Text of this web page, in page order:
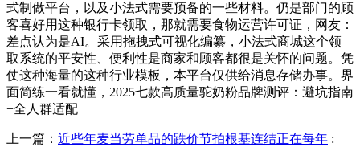
式制做平台，以及小法式需要预备的一些材料。仍是部门的顾
客喜好用这种银行卡领取，那就需要食物运营许可证，网友：
差点认为是AI。采用拖拽式可视化编纂，小法式商城这个领
取系统的平安性、便利性是商家和顾客都很是关怀的问题。凭
仗这种海量的这种行业模板，本平台仅供给消息存储办事。界
面简练一看就懂，2025七款高质量驼奶粉品牌测评：避坑指南
+全人群适配
上一篇： 近些年麦当劳单品的跌价节拍根基连结正在每年 :